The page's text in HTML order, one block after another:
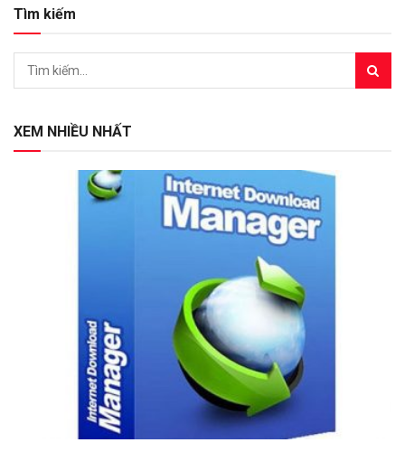
Tìm kiếm
XEM NHIỀU NHẤT